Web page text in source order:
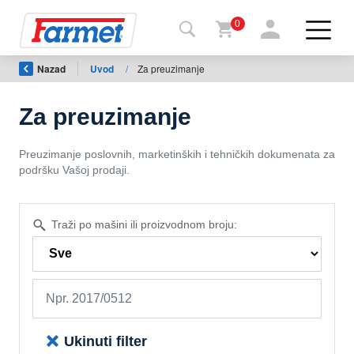
Povrat
na
Farmet
shop
mašine
Za
preuzimanje
0
Nazad Uvod / Za preuzimanje
Za preuzimanje
Preuzimanje poslovnih, marketinških i tehničkih dokumenata za
podršku Vašoj prodaji.
Traži po mašini ili proizvodnom broju:
Ukinuti filter